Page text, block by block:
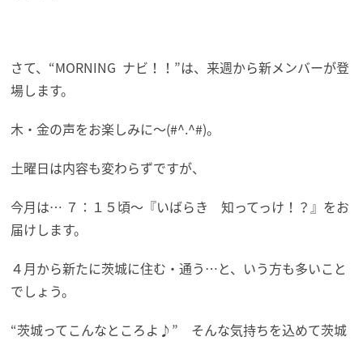
さて、“MORNING ナビ！！”は、来週から新メンバーが登
場します。
木・金の声をお楽しみに～(#^.^#)。
土曜日は内容も変わらずですが、
今月は… ７：１５頃～『いばらき 知ってっけ！？』をお
届けします。
４月から新たに茨城に住む・通う…と、いう方も多いこと
でしょう。
“茨城ってこんなところよ♪” そんな気持ちを込めて茨城